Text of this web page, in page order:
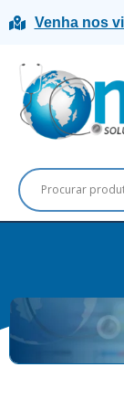
Venha nos